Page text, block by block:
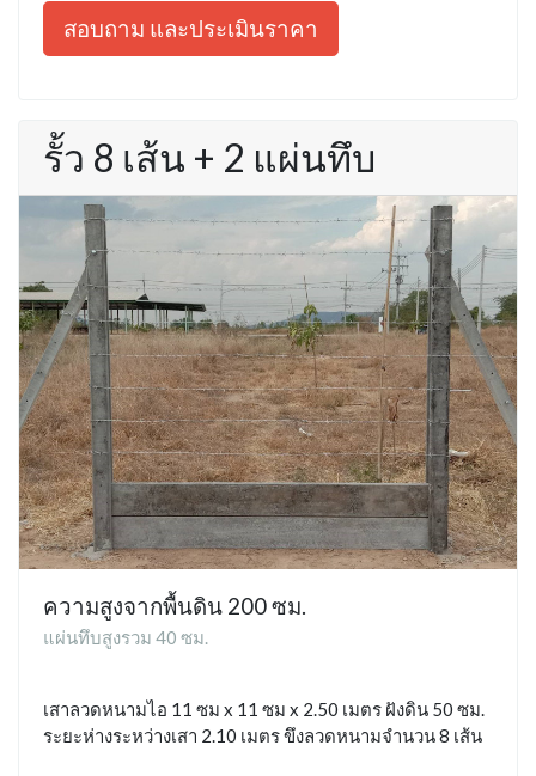
สอบถาม และประเมินราคา
รั้ว 8 เส้น + 2 แผ่นทึบ
ความสูงจากพื้นดิน 200 ซม.
แผ่นทึบสูงรวม 40 ซม.
เสาลวดหนามไอ 11 ซม x 11 ซม x 2.50 เมตร ฝังดิน 50 ซม.
ระยะห่างระหว่างเสา 2.10 เมตร ขึงลวดหนามจำนวน 8 เส้น